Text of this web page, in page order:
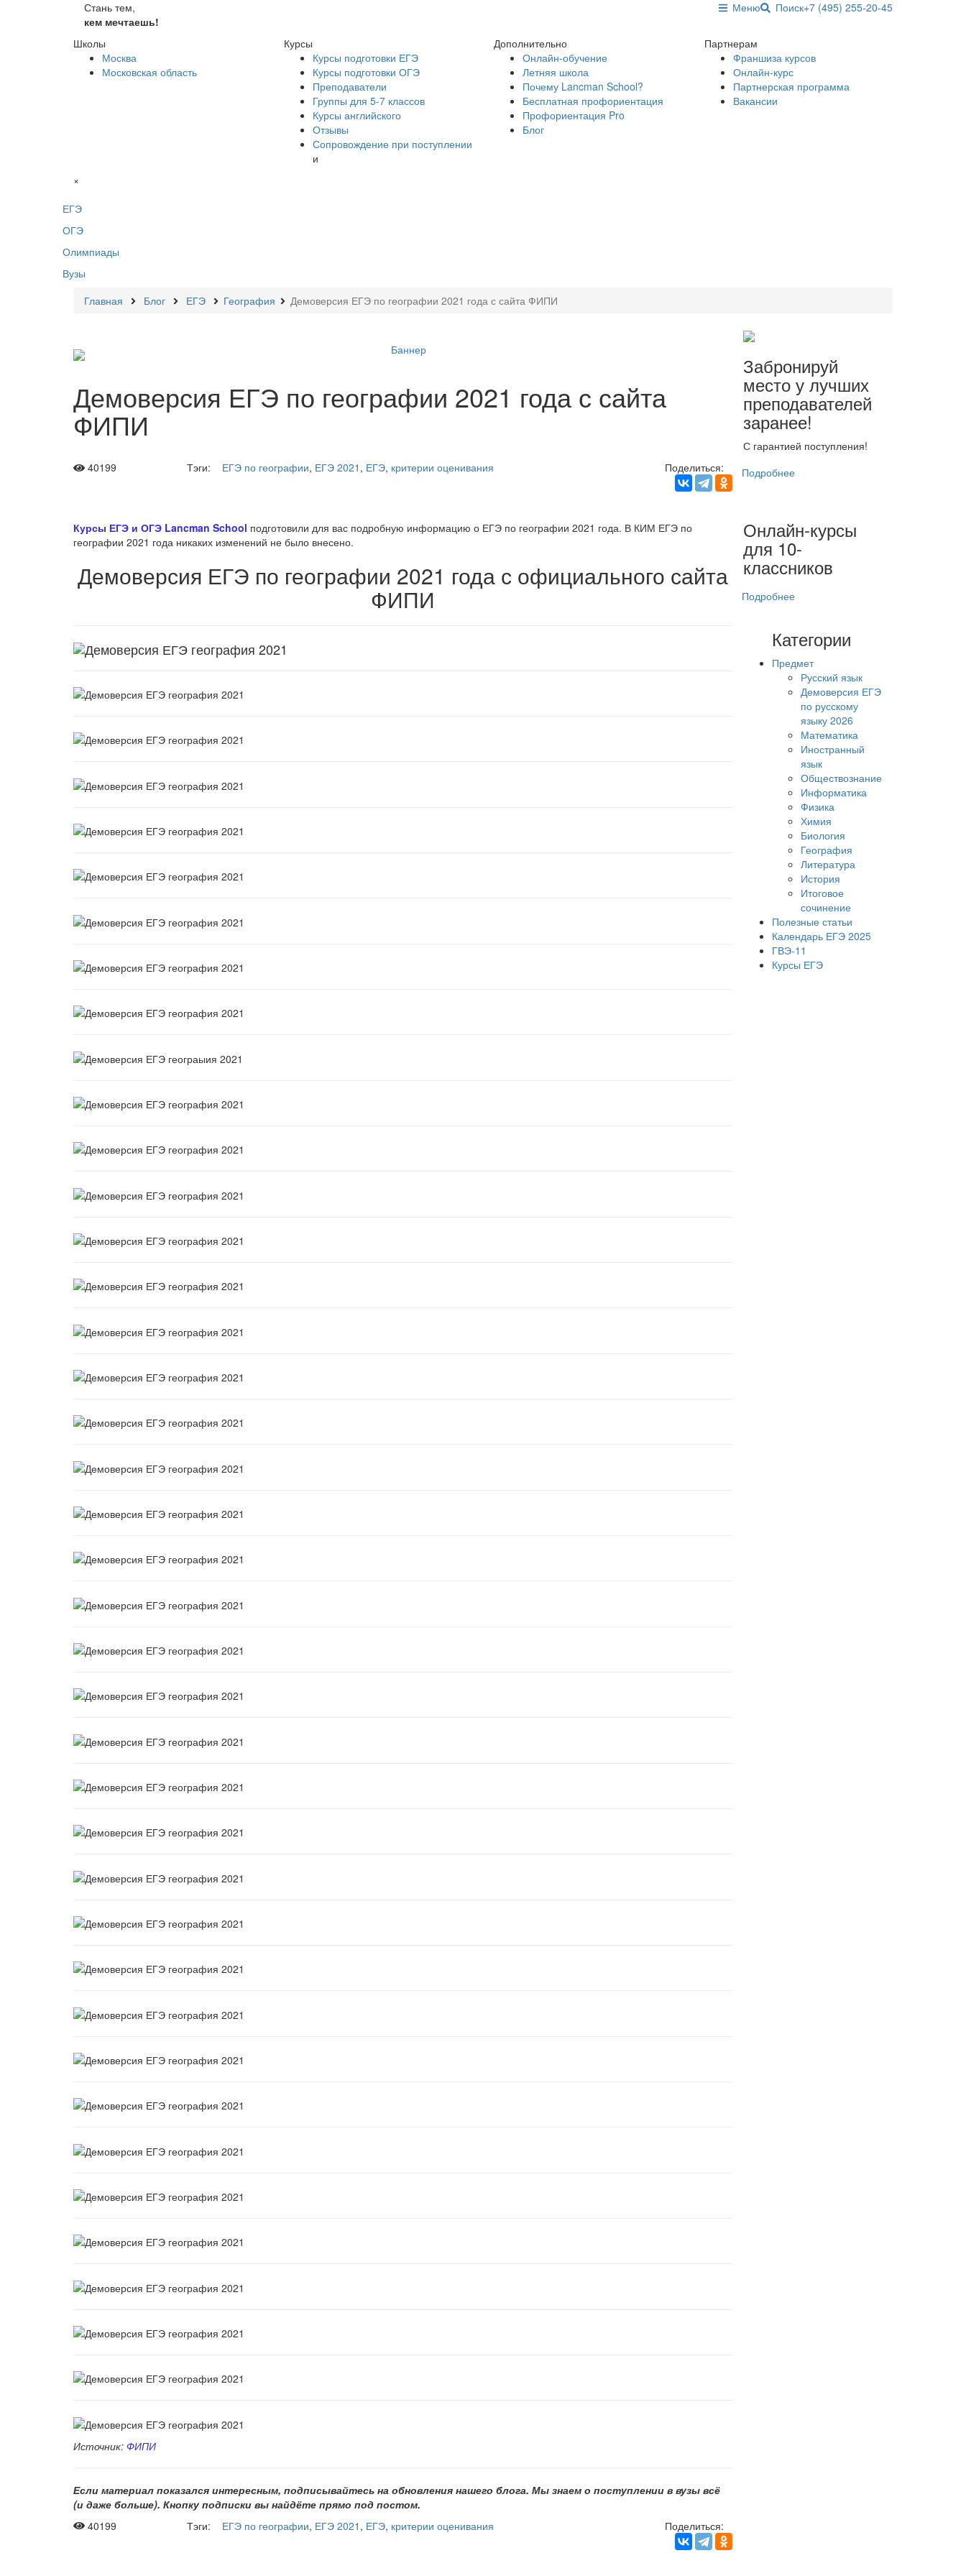
Стань тем,
кем мечтаешь!
+7 (495) 255-20-45
Поиск
Меню
Школы
Москва
Московская область
Курсы
Курсы подготовки ЕГЭ
Курсы подготовки ОГЭ
Преподаватели
Группы для 5-7 классов
Курсы английского
Отзывы
Сопровождение при поступлении
и
Дополнительно
Онлайн-обучение
Летняя школа
Почему Lancman School?
Бесплатная профориентация
Профориентация Pro
Блог
Партнерам
Франшиза курсов
Онлайн-курс
Партнерская программа
Вакансии
×
ЕГЭ
ОГЭ
Олимпиады
Вузы
Главная
Блог ЕГЭ География Демоверсия ЕГЭ по географии 2021 года с сайта ФИПИ
Демоверсия ЕГЭ по географии 2021 года с сайта
ФИПИ
40199 Тэги: ЕГЭ по географии, ЕГЭ 2021 , ЕГЭ, критерии оценивания Поделиться:
Курсы ЕГЭ и ОГЭ Lancman School подготовили для вас подробную информацию о ЕГЭ по географии 2021 года. В КИМ ЕГЭ по
географии 2021 года никаких изменений не было внесено.
Демоверсия ЕГЭ по географии 2021 года с официального сайта
ФИПИ
Источник: ФИПИ
Если материал показался интересным, подписывайтесь на обновления нашего блога. Мы знаем о поступлении в вузы всё
(и даже больше). Кнопку подписки вы найдёте прямо под постом.
40199
Тэги: ЕГЭ по географии, ЕГЭ 2021 , ЕГЭ, критерии оценивания Поделиться:
Забронируй
место у лучших
преподавателей
заранее!
С гарантией поступления!
Подробнее
Онлайн-курсы
для 10-
классников
Подробнее
Категории
Предмет
Русский язык
Демоверсия ЕГЭ
по русскому
языку 2026
Математика
Иностранный
язык
Обществознание
Информатика
Физика
Химия
Биология
География
Литература
История
Итоговое
сочинение
Полезные статьи
Календарь ЕГЭ 2025
ГВЭ-11
Курсы ЕГЭ